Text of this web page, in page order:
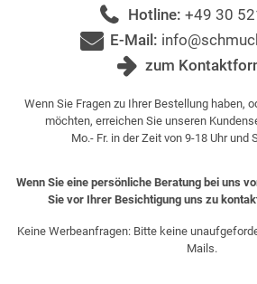
Hotline: +49 30
E-Mail:
zum
Wenn Sie Fragen zu Ihrer Bestellung haben,
möchten, erreichen Sie unseren
Mo.- Fr. in der Zeit von 9-18 Uhr und
Wenn Sie eine persönliche Beratung bei uns
Sie vor Ihrer Besichtigung uns zu
Keine Werbeanfragen: Bitte keine
Mails.